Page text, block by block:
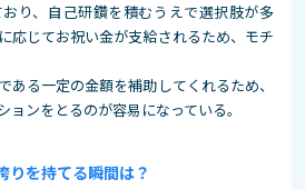
り、自己研鑽を積むうえで選択肢が多
応じてお祝い金が支給されるため、モチ
ある一定の金額を補助してくれるため、
ンをとるのが容易になっている。
りを持てる瞬間は？